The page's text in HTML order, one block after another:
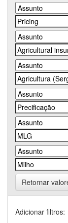
Retornar
Adicionar filtros: